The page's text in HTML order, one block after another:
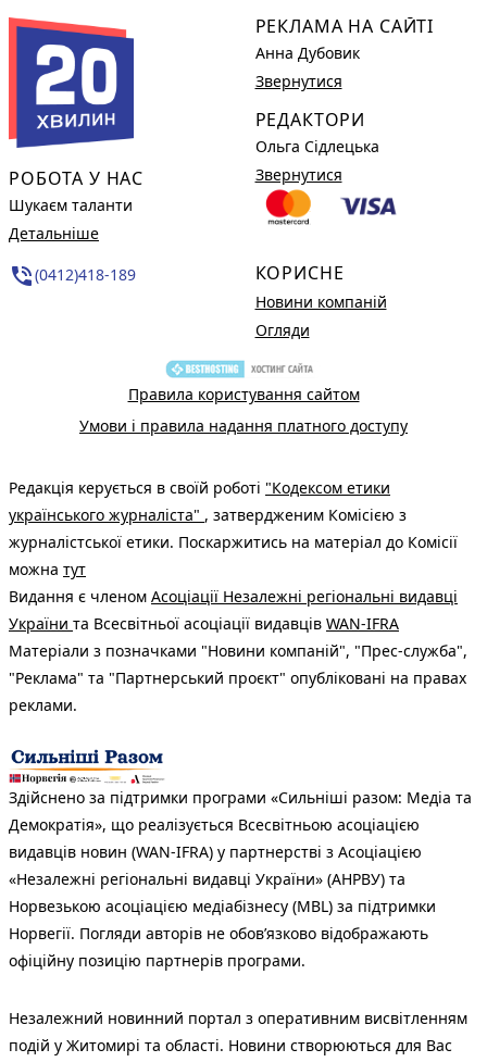
РОБОТА У НАС
Шукаєм таланти
Детальніше
phone_in_talk(0412)418-189
РЕКЛАМА НА САЙТІ
Анна Дубовик
Звернутися
РЕДАКТОРИ
Ольга Сідлецька
Звернутися
КОРИСНЕ
Новини компаній
Огляди
Правила користування сайтом
Умови і правила надання платного доступу
Редакція керується в своїй роботі "Кодексом етики
українського журналіста" , затвердженим Комісією з
журналістської етики. Поскаржитись на матеріал до Комісії
можна тут
Видання є членом Асоціації Незалежні регіональні видавці
України та Всесвітньої асоціації видавців WAN-IFRA
Матеріали з позначками "Новини компаній", "Прес-служба",
"Реклама" та "Партнерський проєкт" опубліковані на правах
реклами.
Здійснено за підтримки програми «Сильніші разом: Медіа та
Демократія», що реалізується Всесвітньою асоціацією
видавців новин (WAN-IFRA) у партнерстві з Асоціацією
«Незалежні регіональні видавці України» (АНРВУ) та
Норвезькою асоціацією медіабізнесу (MBL) за підтримки
Норвегії. Погляди авторів не обов’язково відображають
офіційну позицію партнерів програми.
Незалежний новинний портал з оперативним висвітленням
подій у Житомирі та області. Новини створюються для Вас